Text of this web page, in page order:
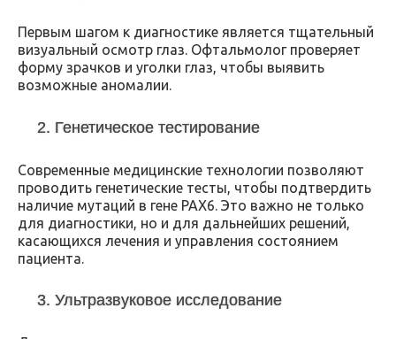
Первым шагом к диагностике является тщательный
визуальный осмотр глаз. Офтальмолог проверяет
форму зрачков и уголки глаз, чтобы выявить
возможные аномалии.
2. Генетическое тестирование
Современные медицинские технологии позволяют
проводить генетические тесты, чтобы подтвердить
наличие мутаций в гене PAX6. Это важно не только
для диагностики, но и для дальнейших решений,
касающихся лечения и управления состоянием
пациента.
3. Ультразвуковое исследование